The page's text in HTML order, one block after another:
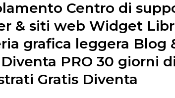
Centro di
& siti web Widget
grafica leggera Blog
Diventa PRO 30 giorni
Gratis Diventa